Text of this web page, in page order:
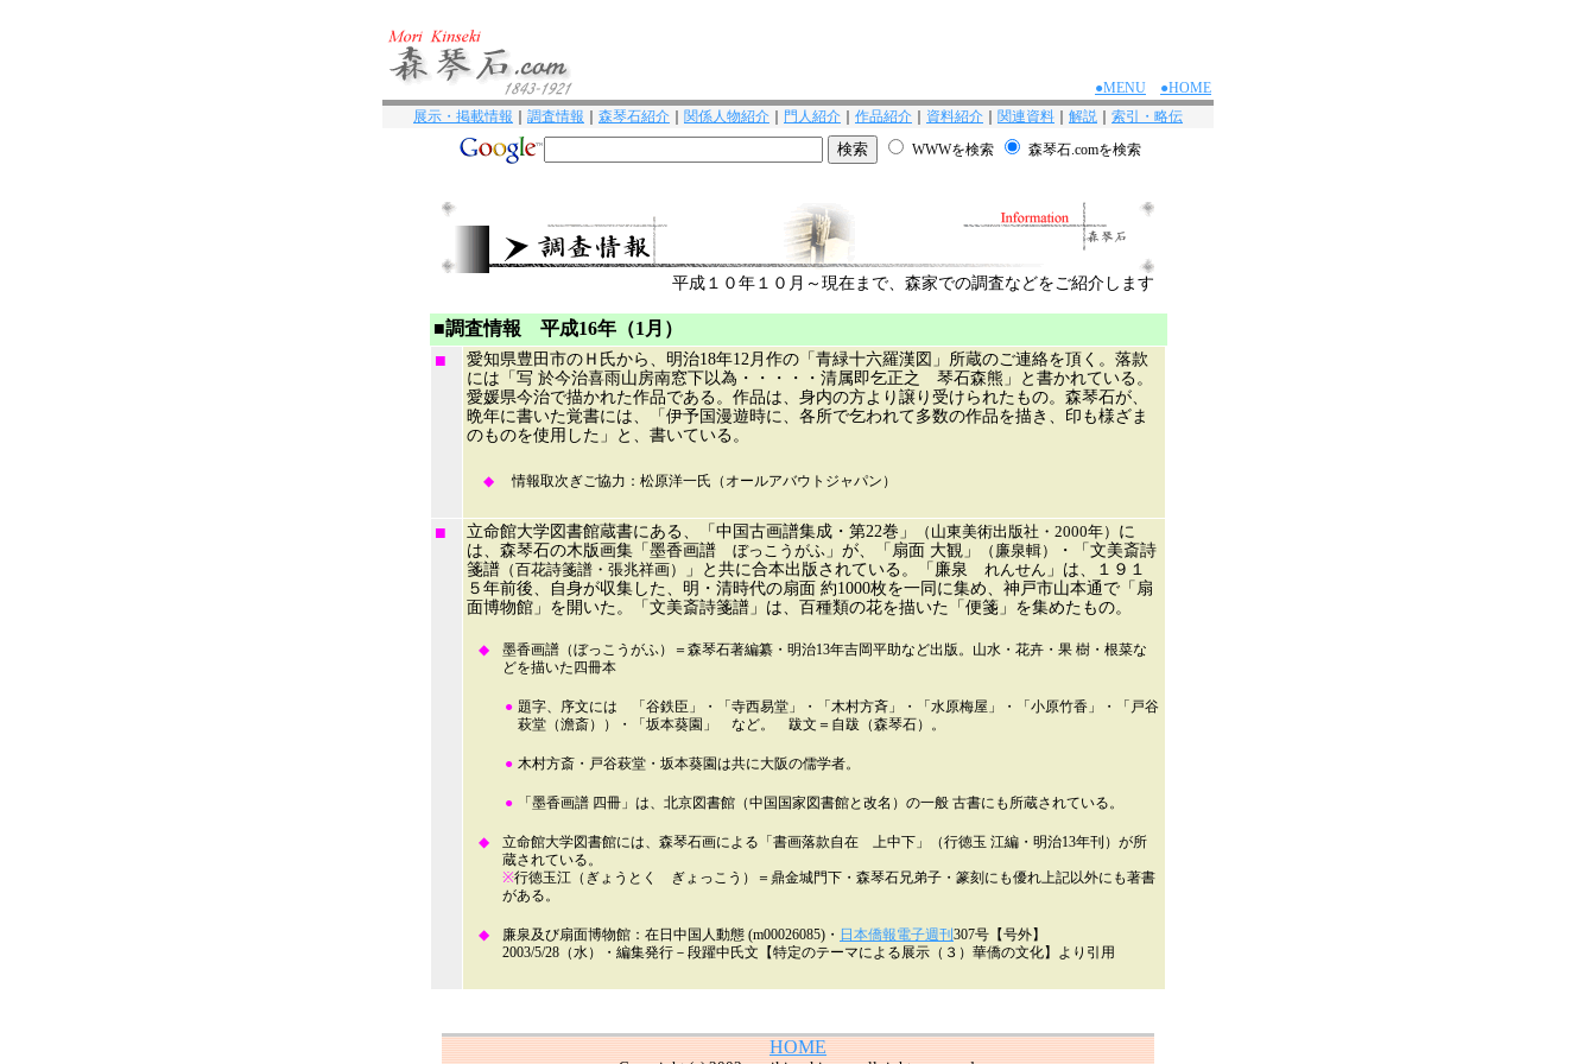
●MENU
●HOME
展示・掲載情報
調査情報 森琴石紹介 関係人物紹介 門人紹介 作品紹介 資料紹介 関連資料 解説
索引・略伝
WWWを検索
森琴石.comを検索
平成１０年１０月～現在まで、森家での調査などをご紹介します
■調査情報 平成16年（1月）
■
愛知県豊田市のＨ氏から、明治18年12月作の「青緑十六羅漢図」所蔵のご連絡を頂く。落款
には「写 於今治喜雨山房南窓下以為・・・・・清属即乞正之 琴石森熊」と書かれている。
愛媛県今治で描かれた作品である。作品は、身内の方より譲り受けられたもの。森琴石が、
晩年に書いた覚書には、「伊予国漫遊時に、各所で乞われて多数の作品を描き、印も様ざま
のものを使用した」と、書いている。
◆ 情報取次ぎご協力：松原洋一氏（オールアバウトジャパン）
■ 立命館大学図書館蔵書にある、「中国古画譜集成・第22巻」 （山東美術出版社・2000年） に
は、森琴石の木版画集「墨香画譜 ぼっこうがふ 」が、「扇面 大観」 （廉泉輯）
・「文美斎詩
箋譜 （百花詩箋譜・張兆祥画） 」と共に合本出版されている。「廉泉 れんせん 」は、１９１
５年前後、自身が収集した、明・清時代の扇面 約1000枚を一同に集め、神戸市山本通で「扇
面博物館」を開いた。「文美斎詩箋譜」は、百種類の花を描いた「便箋」を集めたもの。
◆
墨香画譜（ぼっこうがふ）＝森琴石著編纂・明治13年吉岡平助など出版。山水・花卉・果 樹・根菜な
どを描いた四冊本
● 題字、序文には 「谷鉄臣」・「寺西易堂」・「木村方斉」・「水原梅屋」・「小原竹香」・「戸谷
萩堂（澹斎））・「坂本葵園」 など。 跋文＝自跋（森琴石）。
● 木村方斎・戸谷萩堂・坂本葵園は共に大阪の儒学者。
● 「墨香画譜 四冊」は、北京図書館（中国国家図書館と改名）の一般 古書にも所蔵されている。
◆
立命館大学図書館には、森琴石画による「書画落款自在 上中下」（行徳玉 江編・明治13年刊）が所
蔵されている。
※行徳玉江（ぎょうとく ぎょっこう）＝鼎金城門下・森琴石兄弟子・篆刻にも優れ上記以外にも著書
がある。
◆ 廉泉及び扇面博物館：在日中国人動態 (m00026085)・ 日本僑報電子週刊 307号【号外】
2003/5/28（水）・編集発行－段躍中氏文【特定のテーマによる展示（３）華僑の文化】より引用
HOME